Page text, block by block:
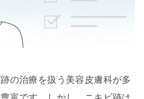
の治療を扱う美容皮膚科が多